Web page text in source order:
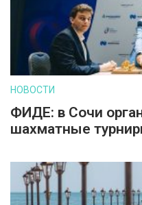
НОВОСТИ
ФИДЕ: в Сочи
шахматные